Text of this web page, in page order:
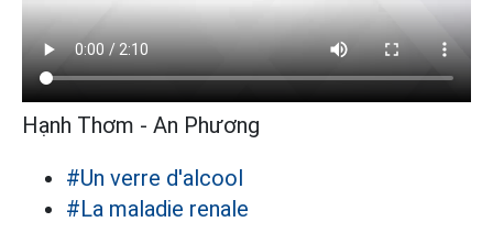
Hạnh Thơm - An Phương
#Un verre d'alcool
#La maladie renale